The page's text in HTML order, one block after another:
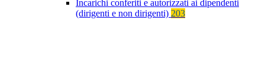
Incarichi conferiti e autorizzati ai dipendenti
(dirigenti e non dirigenti) 203